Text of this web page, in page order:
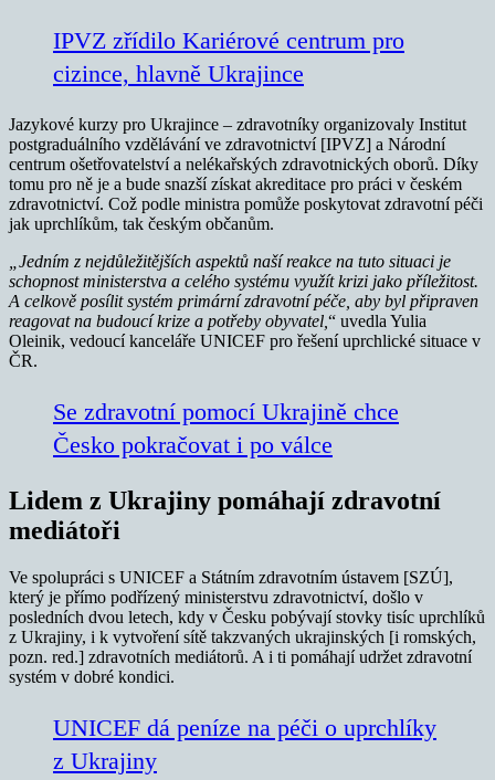
IPVZ zřídilo Kariérové centrum pro
cizince, hlavně Ukrajince
Jazykové kurzy pro Ukrajince – zdravotníky organizovaly Institut
postgraduálního vzdělávání ve zdravotnictví [IPVZ] a Národní
centrum ošetřovatelství a nelékařských zdravotnických oborů. Díky
tomu pro ně je a bude snazší získat akreditace pro práci v českém
zdravotnictví. Což podle ministra pomůže poskytovat zdravotní péči
jak uprchlíkům, tak českým občanům.
„Jedním z nejdůležitějších aspektů naší reakce na tuto situaci je
schopnost ministerstva a celého systému využít krizi jako příležitost.
A celkově posílit systém primární zdravotní péče, aby byl připraven
reagovat na budoucí krize a potřeby obyvatel, “ uvedla Yulia
Oleinik, vedoucí kanceláře UNICEF pro řešení uprchlické situace v
ČR.
Se zdravotní pomocí Ukrajině chce
Česko pokračovat i po válce
Lidem z Ukrajiny pomáhají zdravotní
mediátoři
Ve spolupráci s UNICEF a Státním zdravotním ústavem [SZÚ],
který je přímo podřízený ministerstvu zdravotnictví, došlo v
posledních dvou letech, kdy v Česku pobývají stovky tisíc uprchlíků
z Ukrajiny, i k vytvoření sítě takzvaných ukrajinských [i romských,
pozn. red.] zdravotních mediátorů. A i ti pomáhají udržet zdravotní
systém v dobré kondici.
UNICEF dá peníze na péči o uprchlíky
z Ukrajiny